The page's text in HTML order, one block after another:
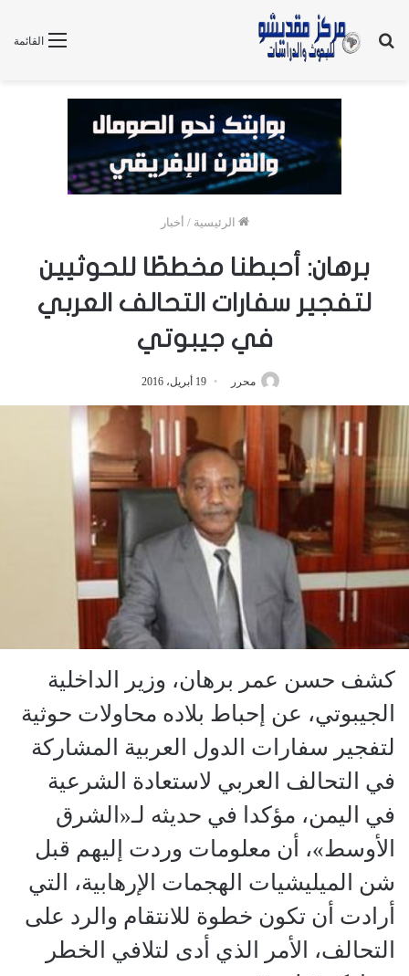
القائمة
بحث
الرئيسية / أخبار
برهان: أحبطنا مخططًا للحوثيين
لتفجير سفارات التحالف العربي
في جيبوتي
محرر 19 أبريل، 2016
كشف حسن عمر برهان، وزير الداخلية
الجيبوتي، عن إحباط بلاده محاولات حوثية
لتفجير سفارات الدول العربية المشاركة
في التحالف العربي لاستعادة الشرعية
في اليمن، مؤكدا في حديثه لـ«الشرق
الأوسط»، أن معلومات وردت إليهم قبل
شن الميليشيات الهجمات الإرهابية، التي
أرادت أن تكون خطوة للانتقام والرد على
التحالف، الأمر الذي أدى لتلافي الخطر